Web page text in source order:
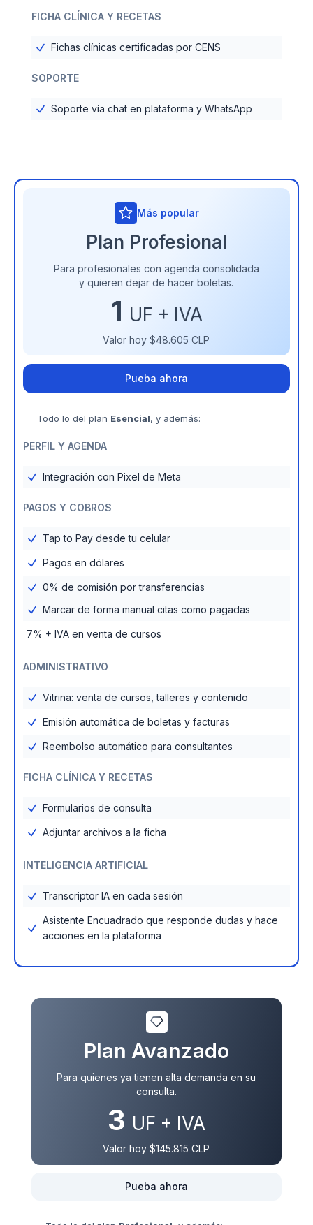
FICHA CLÍNICA Y RECETAS
Fichas clínicas certificadas por CENS
SOPORTE
Soporte vía chat en plataforma y WhatsApp
Más popular
Plan Profesional
Para profesionales con agenda consolidada
y quieren dejar de hacer boletas.
1 UF + IVA
Valor hoy$48.605 CLP
Pueba ahora
Todo lo del plan Esencial, y además:
PERFIL Y AGENDA
Integración con Pixel de Meta
PAGOS Y COBROS
Tap to Pay desde tu celular
Pagos en dólares
0% de comisión por transferencias
Marcar de forma manual citas como pagadas
7% + IVA en venta de cursos
ADMINISTRATIVO
Vitrina: venta de cursos, talleres y contenido
Emisión automática de boletas y facturas
Reembolso automático para consultantes
FICHA CLÍNICA Y RECETAS
Formularios de consulta
Adjuntar archivos a la ficha
INTELIGENCIA ARTIFICIAL
Transcriptor IA en cada sesión
Asistente Encuadrado que responde dudas y hace
acciones en la plataforma
Plan Avanzado
Para quienes ya tienen alta demanda en su
consulta.
3 UF + IVA
Valor hoy$145.815 CLP
Pueba ahora